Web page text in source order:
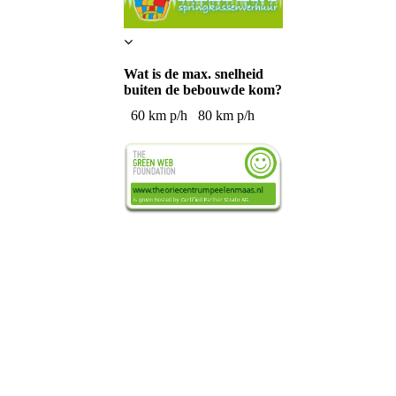
Wat is de max. snelheid
buiten de bebouwde kom?
60 km p/h
80 km p/h